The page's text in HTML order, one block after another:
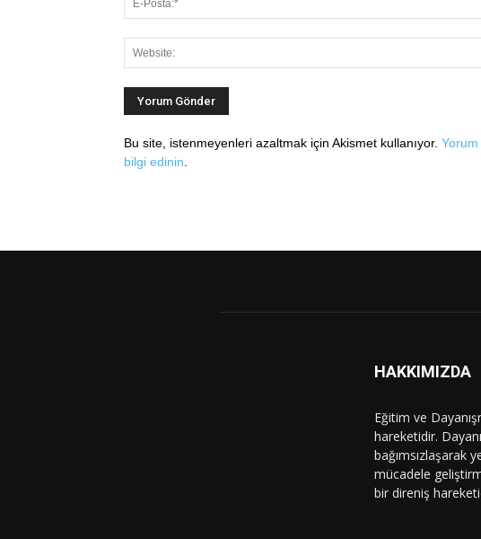
Bu site, istenmeyenleri azaltmak için Akismet kullanıyor. Yorum
bilgi edinin
HAKKIMIZDA
Eğitim ve
hareketidir.
bağımsızlaşarak
mücadele
bir direniş